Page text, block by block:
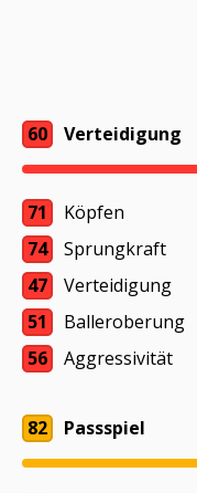
60 Verteidigung
71
Köpfen
74
Sprungkraft
47
Verteidigung
51
Balleroberung
56
Aggressivität
82 Passspiel